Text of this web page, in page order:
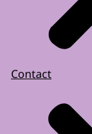
Contact